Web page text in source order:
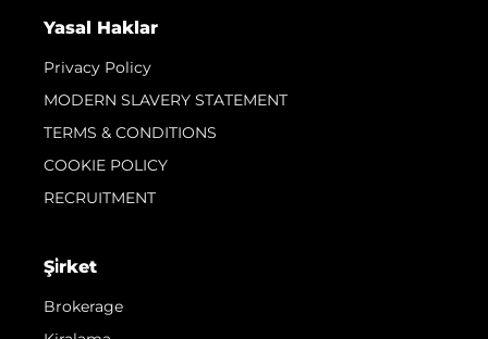
Yasal Haklar
Privacy Policy
MODERN SLAVERY STATEMENT
TERMS & CONDITIONS
COOKIE POLICY
RECRUITMENT
Şi̇rket
Brokerage